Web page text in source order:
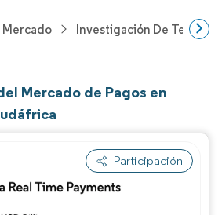
Mercado Investigación De
Mercado de Pagos en
Participación